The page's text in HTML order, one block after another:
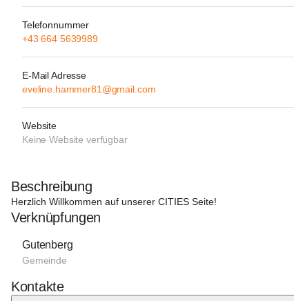
Telefonnummer
+43 664 5639989
E-Mail Adresse
eveline.hammer81@gmail.com
Website
Keine Website verfügbar
Beschreibung
Herzlich Willkommen auf unserer CITIES Seite!
Verknüpfungen
Gutenberg
Gemeinde
Kontakte